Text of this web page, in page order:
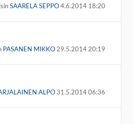
SAARELA SEPPO4.6.2014 18:20
PASANEN MIKKO 29.5.2014 20:19
ALPO 31.5.2014 06:36